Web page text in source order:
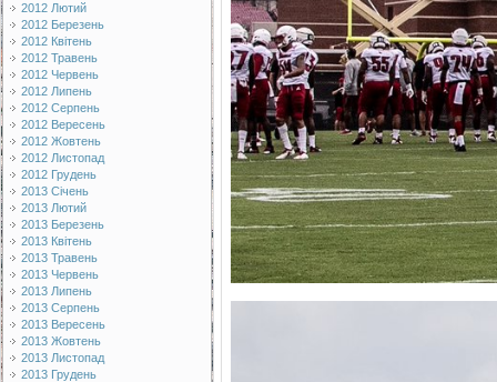
2012 Лютий
2012 Березень
2012 Квітень
2012 Травень
2012 Червень
2012 Липень
2012 Серпень
2012 Вересень
2012 Жовтень
2012 Листопад
2012 Грудень
2013 Січень
2013 Лютий
2013 Березень
2013 Квітень
2013 Травень
2013 Червень
2013 Липень
2013 Серпень
2013 Вересень
2013 Жовтень
2013 Листопад
2013 Грудень